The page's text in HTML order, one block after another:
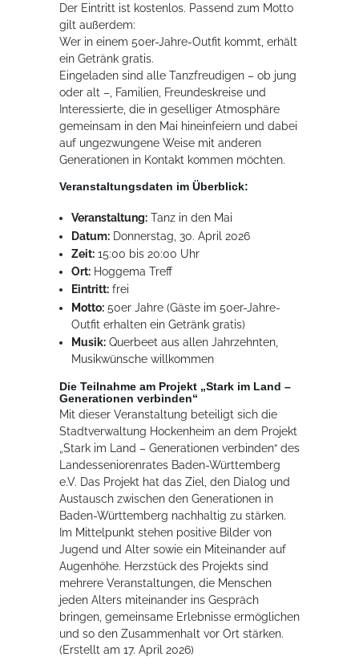
Der Eintritt ist kostenlos. Passend zum Motto
gilt außerdem:
Wer in einem 50er-Jahre-Outfit kommt, erhält
ein Getränk gratis.
Eingeladen sind alle Tanzfreudigen – ob jung
oder alt –, Familien, Freundeskreise und
Interessierte, die in geselliger Atmosphäre
gemeinsam in den Mai hineinfeiern und dabei
auf ungezwungene Weise mit anderen
Generationen in Kontakt kommen möchten.
Veranstaltungsdaten im Überblick:
Veranstaltung: Tanz in den Mai
Datum: Donnerstag, 30. April 2026
Zeit: 15:00 bis 20:00 Uhr
Ort: Hoggema Treff
Eintritt: frei
Motto: 50er Jahre (Gäste im 50er-Jahre-
Outfit erhalten ein Getränk gratis)
Musik: Querbeet aus allen Jahrzehnten,
Musikwünsche willkommen
Die Teilnahme am Projekt „Stark im Land –
Generationen verbinden“
Mit dieser Veranstaltung beteiligt sich die
Stadtverwaltung Hockenheim an dem Projekt
„Stark im Land – Generationen verbinden“ des
Landesseniorenrates Baden-Württemberg
e.V. Das Projekt hat das Ziel, den Dialog und
Austausch zwischen den Generationen in
Baden-Württemberg nachhaltig zu stärken.
Im Mittelpunkt stehen positive Bilder von
Jugend und Alter sowie ein Miteinander auf
Augenhöhe. Herzstück des Projekts sind
mehrere Veranstaltungen, die Menschen
jeden Alters miteinander ins Gespräch
bringen, gemeinsame Erlebnisse ermöglichen
und so den Zusammenhalt vor Ort stärken.
(Erstellt am 17. April 2026)